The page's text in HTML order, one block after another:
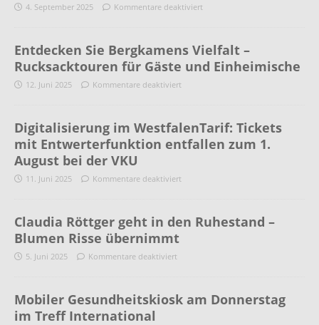
4. September 2025 Kommentare deaktiviert
Entdecken Sie Bergkamens Vielfalt –
Rucksacktouren für Gäste und Einheimische
12. Juni 2025 Kommentare deaktiviert
Digitalisierung im WestfalenTarif: Tickets
mit Entwerterfunktion entfallen zum 1.
August bei der VKU
11. Juni 2025 Kommentare deaktiviert
Claudia Röttger geht in den Ruhestand –
Blumen Risse übernimmt
5. Juni 2025 Kommentare deaktiviert
Mobiler Gesundheitskiosk am Donnerstag
im Treff International